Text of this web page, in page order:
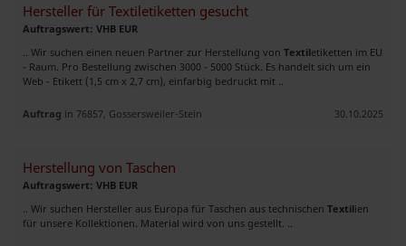
Hersteller für Textiletiketten gesucht
Auftragswert: VHB EUR
.. Wir suchen einen neuen Partner zur Herstellung von Textiletiketten im EU
- Raum. Pro Bestellung zwischen 3000 - 5000 Stück. Es handelt sich um ein
Web - Etikett (1,5 cm x 2,7 cm), einfarbig bedruckt mit ..
Auftrag in 76857, Gossersweiler-Stein 30.10.2025
Herstellung von Taschen
Auftragswert: VHB EUR
.. Wir suchen Hersteller aus Europa für Taschen aus technischen Textilien
für unsere Kollektionen. Material wird von uns gestellt. ..